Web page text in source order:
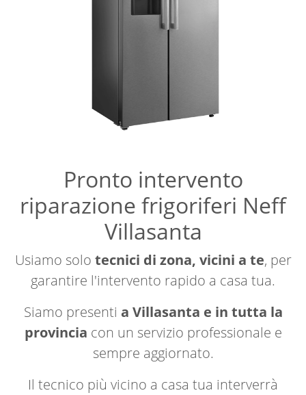
Pronto intervento
riparazione frigoriferi Neff
Villasanta
Usiamo solo tecnici di zona, vicini a te, per
garantire l'intervento rapido a casa tua.
Siamo presenti a Villasanta e in tutta la
provincia con un servizio professionale e
sempre aggiornato.
Il tecnico più vicino a casa tua interverrà